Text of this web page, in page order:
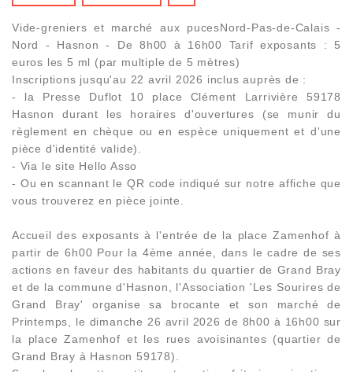
Vide-greniers et marché aux pucesNord-Pas-de-Calais -
Nord - Hasnon - De 8h00 à 16h00 Tarif exposants : 5
euros les 5 ml (par multiple de 5 mètres)
Inscriptions jusqu'au 22 avril 2026 inclus auprès de :
- la Presse Duflot 10 place Clément Larrivière 59178
Hasnon durant les horaires d'ouvertures (se munir du
règlement en chèque ou en espèce uniquement et d'une
pièce d'identité valide).
- Via le site Hello Asso
- Ou en scannant le QR code indiqué sur notre affiche que
vous trouverez en pièce jointe.
Accueil des exposants à l'entrée de la place Zamenhof à
partir de 6h00 Pour la 4ème année, dans le cadre de ses
actions en faveur des habitants du quartier de Grand Bray
et de la commune d'Hasnon, l'Association 'Les Sourires de
Grand Bray' organise sa brocante et son marché de
Printemps, le dimanche 26 avril 2026 de 8h00 à 16h00 sur
la place Zamenhof et les rues avoisinantes (quartier de
Grand Bray à Hasnon 59178).